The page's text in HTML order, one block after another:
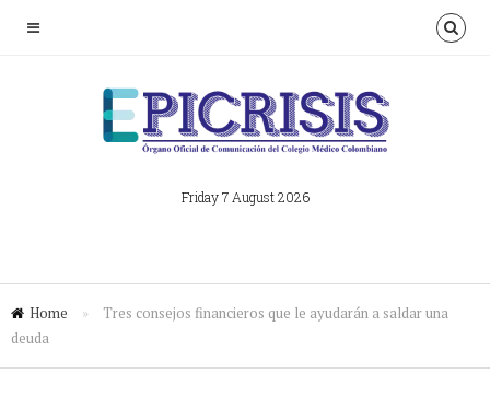
Friday 7 August 2026
Home »
Tres consejos financieros que le ayudarán a saldar una
deuda